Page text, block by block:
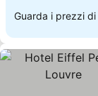
Guarda i prezzi di